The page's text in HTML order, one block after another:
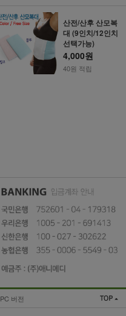
산전/산후 산모복
대 (9인치/12인치
선택가능)
4,000원
40원 적립
PC 버전